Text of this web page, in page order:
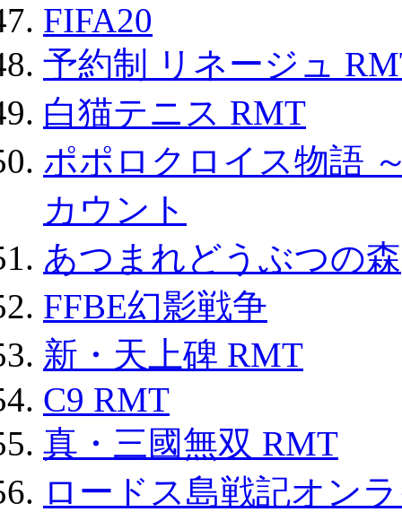
FIFA20
予約制 リネージュ
白猫テニス RMT
ポポロクロイス物語
カウント
あつまれどうぶつの森
FFBE幻影戦争
新・天上碑 RMT
C9 RMT
真・三國無双 RMT
ロードス島戦記オン